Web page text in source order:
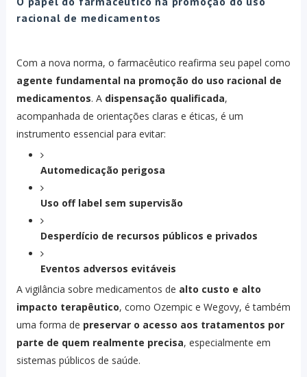
racional de medicamentos
Com a nova norma, o farmacêutico reafirma seu papel como
agente fundamental na promoção do uso racional de
medicamentos. A dispensação qualificada,
acompanhada de orientações claras e éticas, é um
instrumento essencial para evitar:
Automedicação perigosa
Uso off label sem supervisão
Desperdício de recursos públicos e privados
Eventos adversos evitáveis
A vigilância sobre medicamentos de alto custo e alto
impacto terapêutico, como Ozempic e Wegovy, é também
uma forma de preservar o acesso aos tratamentos por
parte de quem realmente precisa, especialmente em
sistemas públicos de saúde.